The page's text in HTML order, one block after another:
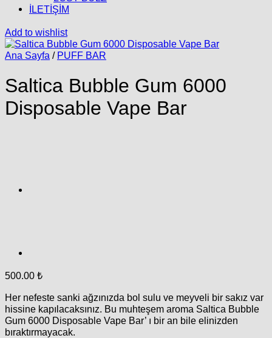
İLETİŞİM
Add to wishlist
Ana Sayfa / PUFF BAR
Saltica Bubble Gum 6000
Disposable Vape Bar
500.00 ₺
Her nefeste sanki ağzınızda bol sulu ve meyveli bir sakız var
hissine kapılacaksınız. Bu muhteşem aroma Saltica Bubble
Gum 6000 Disposable Vape Bar’ ı bir an bile elinizden
bıraktırmayacak.